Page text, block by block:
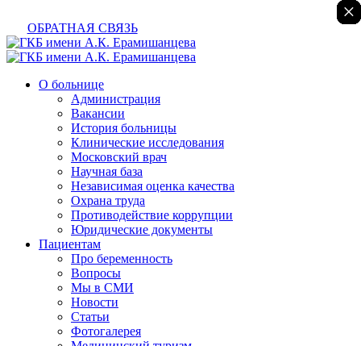
ОБРАТНАЯ СВЯЗЬ
О больнице
Администрация
Вакансии
История больницы
Клинические исследования
Московский врач
Научная база
Независимая оценка качества
Охрана труда
Противодействие коррупции
Юридические документы
Пациентам
Про беременность
Вопросы
Мы в СМИ
Новости
Статьи
Фотогалерея
×
×
×
×
×
×
×